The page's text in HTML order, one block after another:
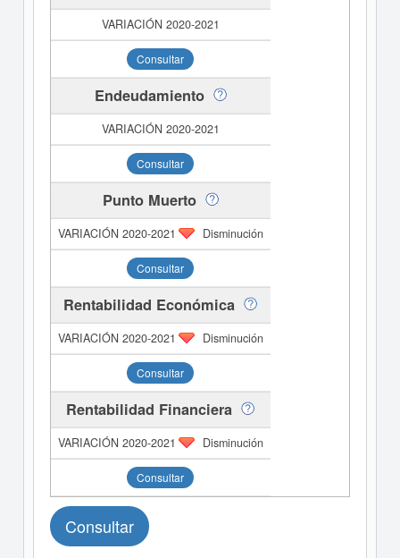
Consultar
Endeudamiento
Consultar
Punto Muerto
Disminución
Consultar
Rentabilidad Económica
Disminución
Consultar
Rentabilidad Financiera
Disminución
Consultar
Consultar